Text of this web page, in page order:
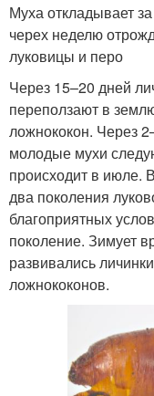
Муха откладывает
черех неделю
луковицы и перо
Через 15–20 дней
переползают в
ложнококон. Через
молодые мухи
происходит в июле.
два поколения
благоприятных
поколение. Зимует
развивались
ложнококонов.